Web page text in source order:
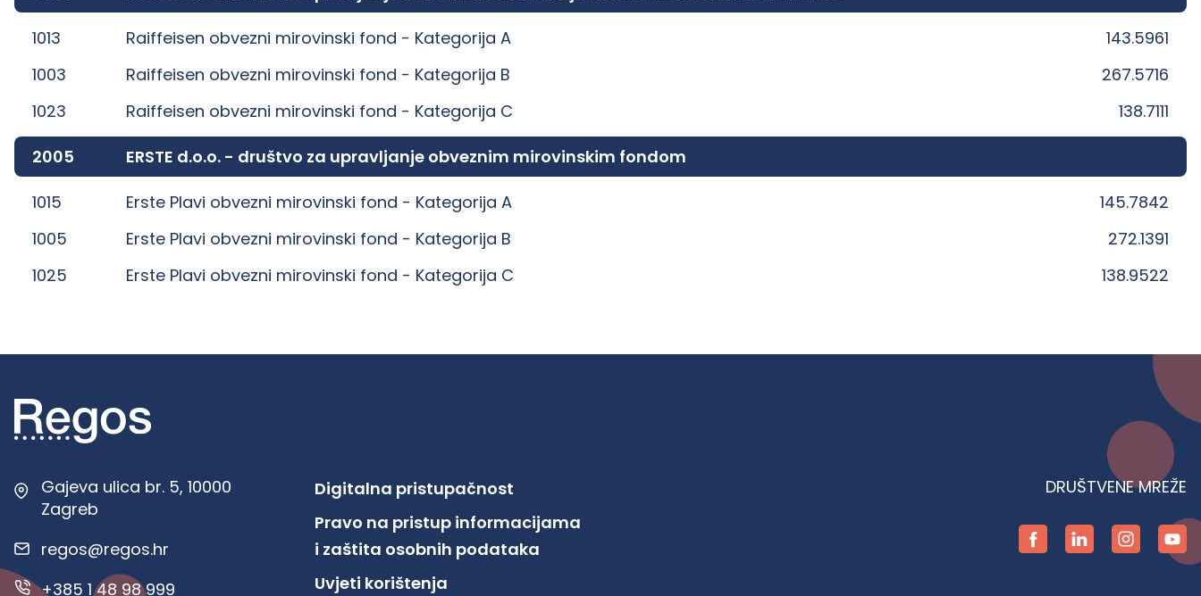
1013 Raiffeisen obvezni mirovinski fond - Kategorija A
143.5961
1003
Raiffeisen obvezni mirovinski fond - Kategorija B
267.5716
1023
Raiffeisen obvezni mirovinski fond - Kategorija C 138.7111
2005 ERSTE d.o.o. - društvo za upravljanje obveznim mirovinskim fondom
1015 Erste Plavi obvezni mirovinski fond - Kategorija A
145.7842
1005
Erste Plavi obvezni mirovinski fond - Kategorija B
272.1391
1025
Erste Plavi obvezni mirovinski fond - Kategorija C 138.9522
Gajeva ulica br. 5, 10000
Zagreb
regos@regos.hr
+385 1 48 98 999
Digitalna pristupačnost
Pravo na pristup informacijama
i zaštita osobnih podataka
Uvjeti korištenja
DRUŠTVENE MREŽE